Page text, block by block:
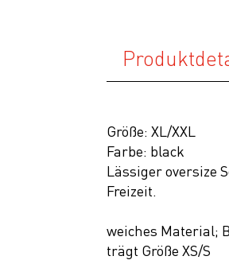
Größe: XL/XXL
Farbe: black
Lässiger oversize
Freizeit.
weiches Material;
trägt Größe XS/S